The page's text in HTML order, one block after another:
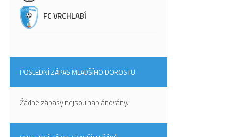
FC VRCHLABÍ
POSLEDNÍ ZÁPAS MLADŠÍHO DOROSTU
Žádné zápasy nejsou naplánovány.